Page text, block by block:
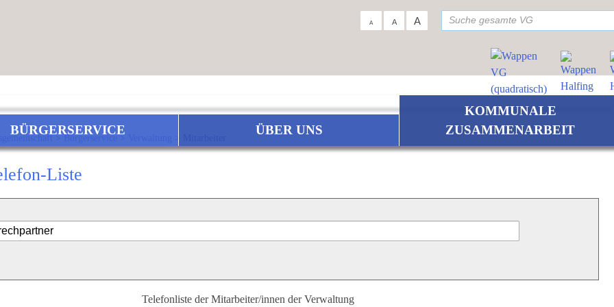
A A A
BÜRGERSERVICE ÜBER UNS
KOMMUNALE
ZUSAMMENARBEIT
>Bürgerservice>
Liste
Telefonliste der Mitarbeiter/innen der Verwaltung